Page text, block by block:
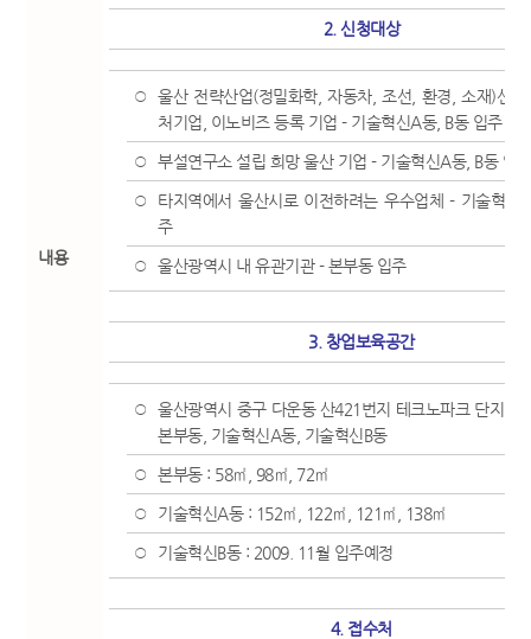
내용
2. 신청대상
○
울산 전략산업(정밀화학, 자동차, 조선, 환경, 소재)신
처기업, 이노비즈 등록 기업 - 기술혁신A동, B동 입주
○ 부설연구소 설립 희망 울산 기업 - 기술혁신A동, B동 입주
○
타지역에서 울산시로 이전하려는 우수업체 - 기술혁신
주
○ 울산광역시 내 유관기관 - 본부동 입주
3. 창업보육공간
○
울산광역시 중구 다운동 산421번지 테크노파크 단지내
본부동, 기술혁신A동, 기술혁신B동
○ 본부동 : 58㎡, 98㎡, 72㎡
○ 기술혁신A동 : 152㎡, 122㎡, 121㎡, 138㎡
○ 기술혁신B동 : 2009. 11월 입주예정
4. 접수처